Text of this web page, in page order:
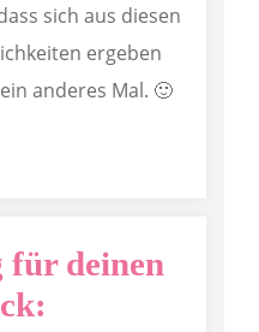
sich aus diesen
ergeben
anderes Mal. 🙂
deinen